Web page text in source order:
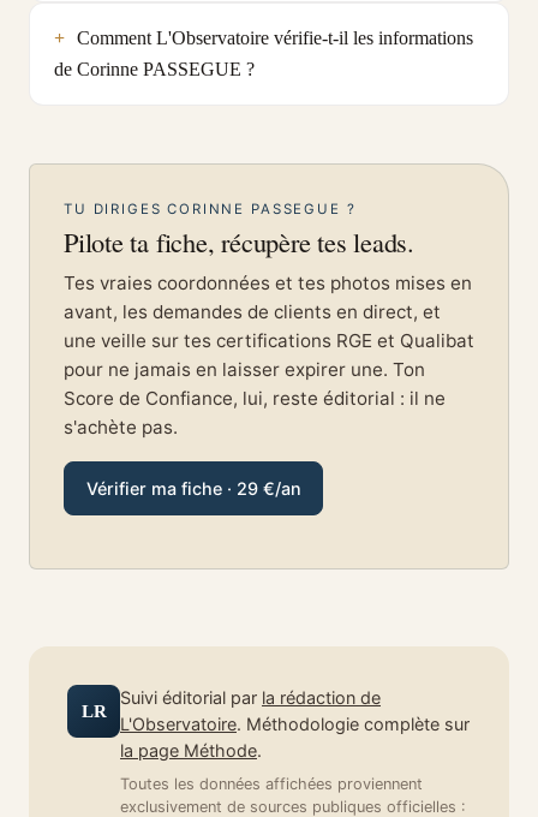
Comment L'Observatoire vérifie-t-il les informations
de Corinne PASSEGUE ?
TU DIRIGES CORINNE PASSEGUE ?
Pilote ta fiche, récupère tes leads.
Tes vraies coordonnées et tes photos mises en
avant, les demandes de clients en direct, et
une veille sur tes certifications RGE et Qualibat
pour ne jamais en laisser expirer une. Ton
Score de Confiance, lui, reste éditorial : il ne
s'achète pas.
Vérifier ma fiche · 29 €/an
LR
Suivi éditorial par la rédaction de
L'Observatoire. Méthodologie complète sur
la page Méthode.
Toutes les données affichées proviennent
exclusivement de sources publiques officielles :